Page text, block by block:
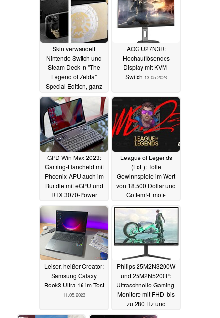
Skin verwandelt
Nintendo Switch und
Steam Deck in "The
Legend of Zelda"
Special Edition, ganz
ohne Nintendo-Lizenz
15.05.2023
AOC U27N3R:
Hochauflösendes
Display mit KVM-
Switch 13.05.2023
GPD Win Max 2023:
Gaming-Handheld mit
Phoenix-APU auch im
Bundle mit eGPU und
RTX 3070-Power
bestellbar11.05.2023
League of Legends
(LoL): Tolle
Gewinnspiele im Wert
von 18.500 Dollar und
Gottem!-Emote
Leiser, heißer Creator:
Samsung Galaxy
Book3 Ultra 16 im Test
11.05.2023
Philips 25M2N3200W
und 25M2N5200P:
Ultraschnelle Gaming-
Monitore mit FHD, bis
zu 280 Hz und
geringem Input-Lag